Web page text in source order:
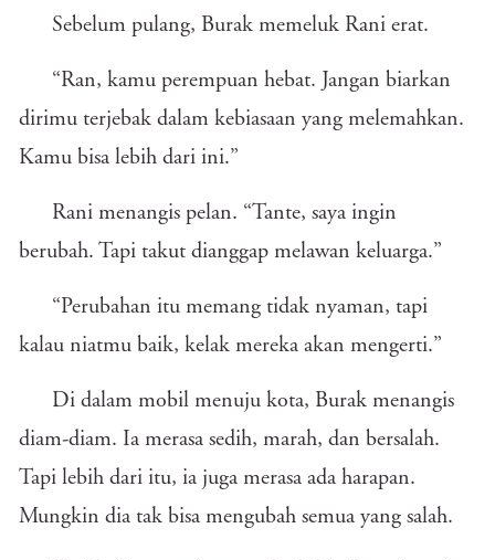
Sebelum pulang, Burak memeluk Rani erat.
“Ran, kamu perempuan hebat. Jangan biarkan
dirimu terjebak dalam kebiasaan yang melemahkan.
Kamu bisa lebih dari ini.”
Rani menangis pelan. “Tante, saya ingin
berubah. Tapi takut dianggap melawan keluarga.”
“Perubahan itu memang tidak nyaman, tapi
kalau niatmu baik, kelak mereka akan mengerti.”
Di dalam mobil menuju kota, Burak menangis
diam-diam. Ia merasa sedih, marah, dan bersalah.
Tapi lebih dari itu, ia juga merasa ada harapan.
Mungkin dia tak bisa mengubah semua yang salah.